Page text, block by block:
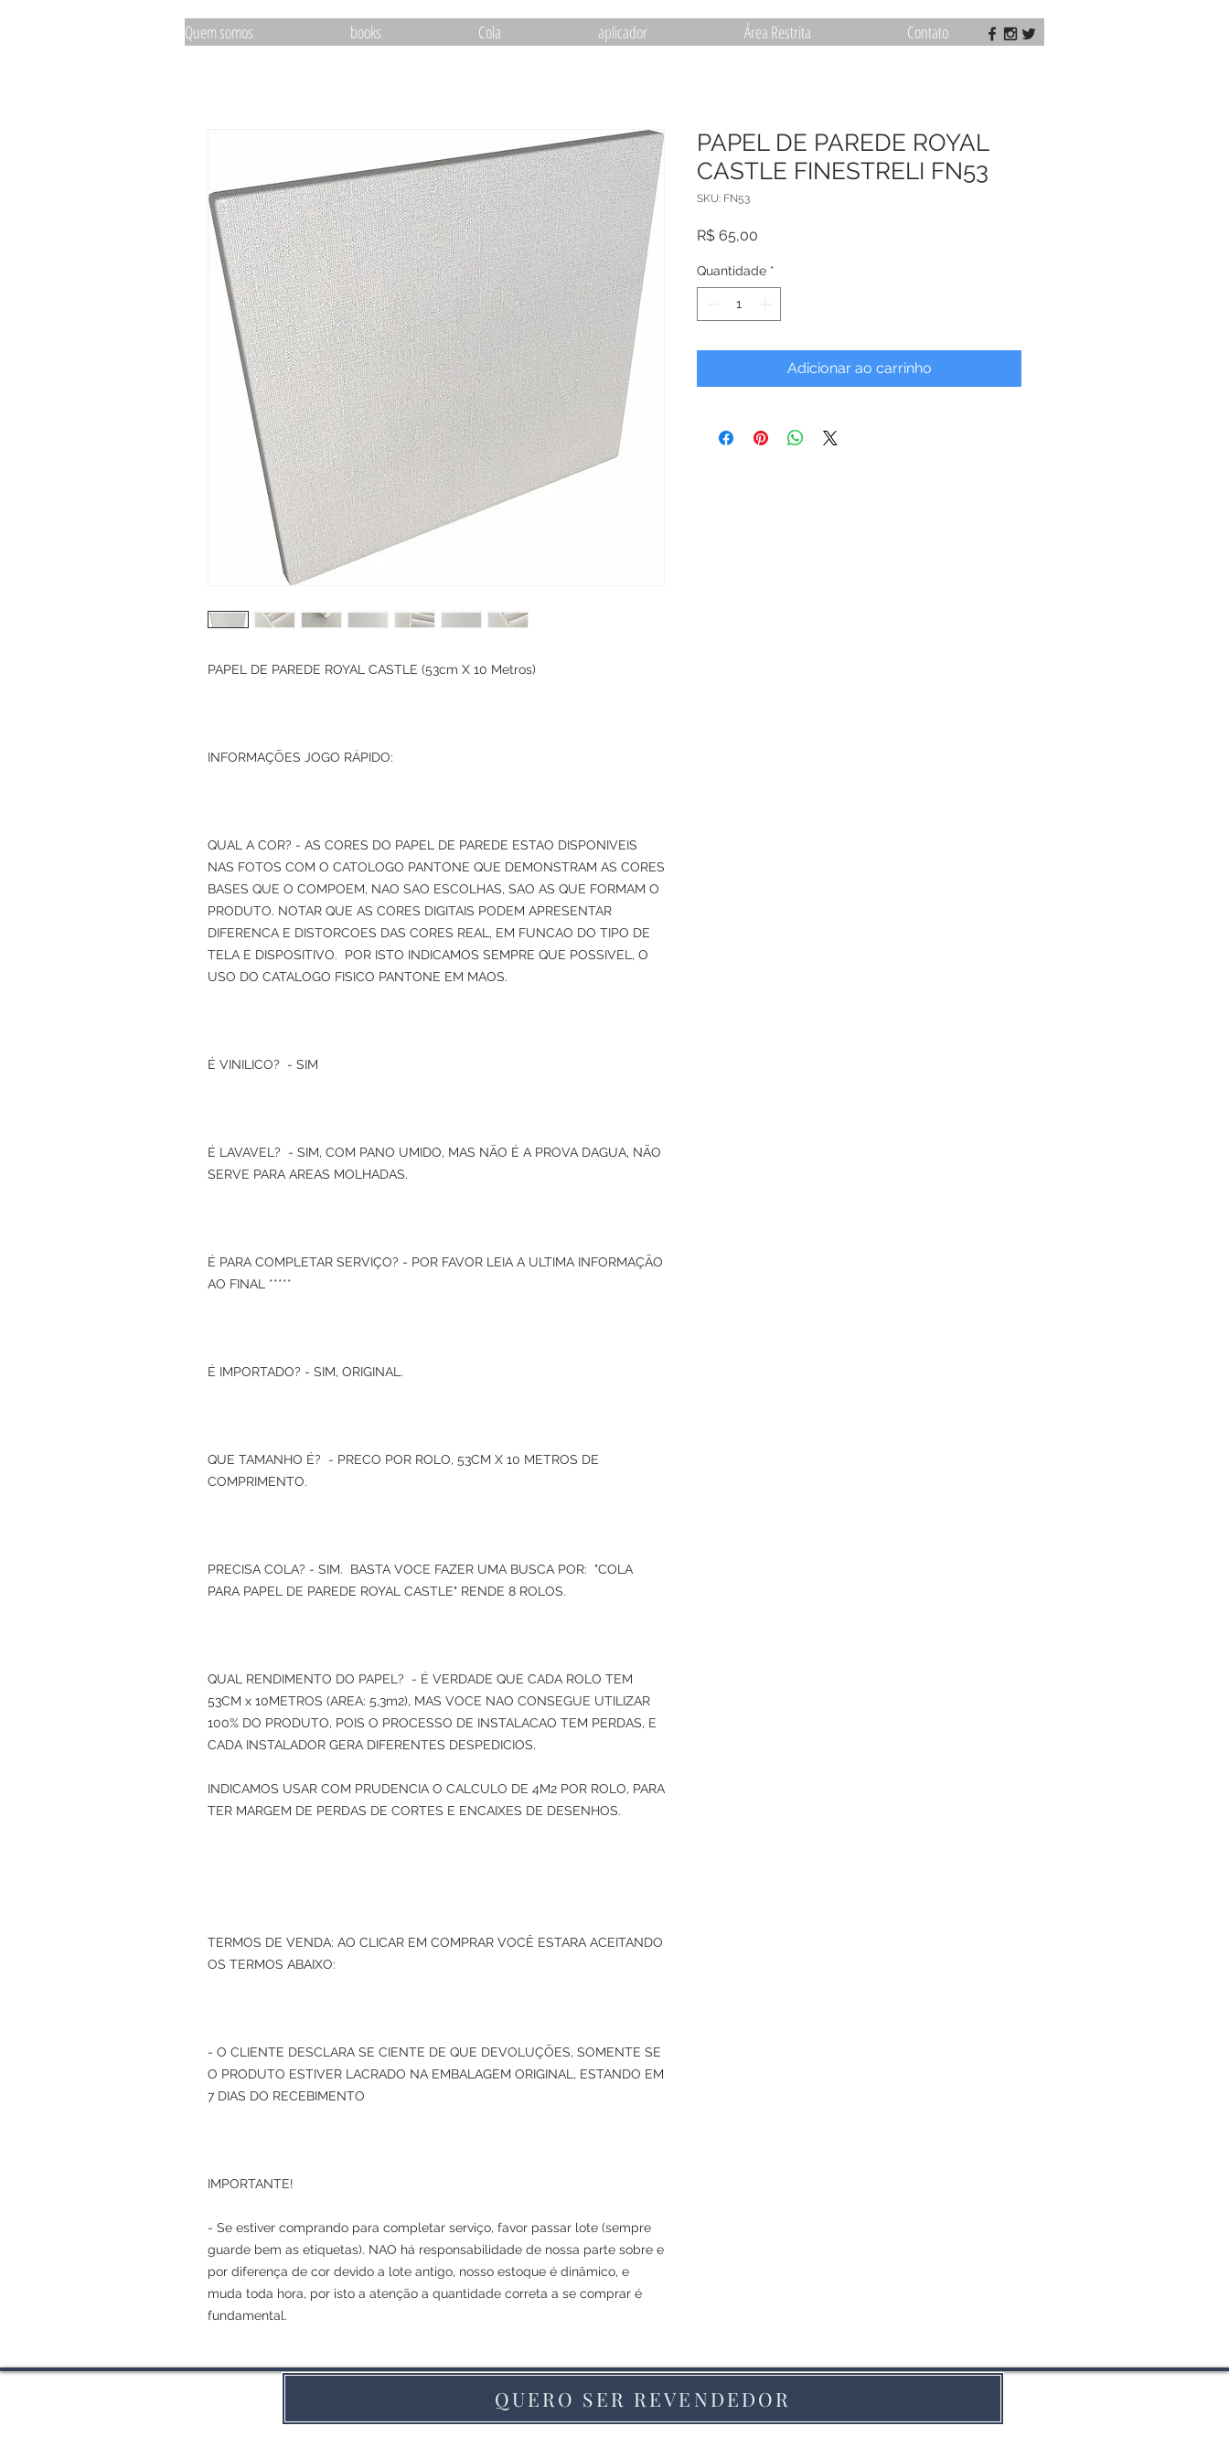
Quem somos books Cola aplicador Área Restrita Contato
PAPEL DE PAREDE ROYAL CASTLE (53cm X 10 Metros)
INFORMAÇÕES JOGO RÁPIDO:
QUAL A COR? - AS CORES DO PAPEL DE PAREDE ESTAO DISPONIVEIS
NAS FOTOS COM O CATOLOGO PANTONE QUE DEMONSTRAM AS CORES
BASES QUE O COMPOEM, NAO SAO ESCOLHAS, SAO AS QUE FORMAM O
PRODUTO. NOTAR QUE AS CORES DIGITAIS PODEM APRESENTAR
DIFERENCA E DISTORCOES DAS CORES REAL, EM FUNCAO DO TIPO DE
TELA E DISPOSITIVO. POR ISTO INDICAMOS SEMPRE QUE POSSIVEL, O
USO DO CATALOGO FISICO PANTONE EM MAOS.
É VINILICO? - SIM
É LAVAVEL? - SIM, COM PANO UMIDO, MAS NÃO É A PROVA DAGUA, NÃO
SERVE PARA AREAS MOLHADAS.
É PARA COMPLETAR SERVIÇO? - POR FAVOR LEIA A ULTIMA INFORMAÇÃO
AO FINAL *****
É IMPORTADO? - SIM, ORIGINAL.
QUE TAMANHO É? - PRECO POR ROLO, 53CM X 10 METROS DE
COMPRIMENTO.
PRECISA COLA? - SIM. BASTA VOCE FAZER UMA BUSCA POR: "COLA
PARA PAPEL DE PAREDE ROYAL CASTLE" RENDE 8 ROLOS.
QUAL RENDIMENTO DO PAPEL? - É VERDADE QUE CADA ROLO TEM
53CM x 10METROS (AREA: 5,3m2), MAS VOCE NAO CONSEGUE UTILIZAR
100% DO PRODUTO, POIS O PROCESSO DE INSTALACAO TEM PERDAS, E
CADA INSTALADOR GERA DIFERENTES DESPEDICIOS.
INDICAMOS USAR COM PRUDENCIA O CALCULO DE 4M2 POR ROLO, PARA
TER MARGEM DE PERDAS DE CORTES E ENCAIXES DE DESENHOS.
TERMOS DE VENDA: AO CLICAR EM COMPRAR VOCÊ ESTARA ACEITANDO
OS TERMOS ABAIXO:
- O CLIENTE DESCLARA SE CIENTE DE QUE DEVOLUÇÕES, SOMENTE SE
O PRODUTO ESTIVER LACRADO NA EMBALAGEM ORIGINAL, ESTANDO EM
7 DIAS DO RECEBIMENTO
IMPORTANTE!
- Se estiver comprando para completar serviço, favor passar lote (sempre
guarde bem as etiquetas). NAO há responsabilidade de nossa parte sobre e
por diferença de cor devido a lote antigo, nosso estoque é dinâmico, e
muda toda hora, por isto a atenção a quantidade correta a se comprar é
fundamental.
PAPEL DE PAREDE ROYAL
CASTLE FINESTRELI FN53
SKU: FN53
R$ 65,00
Quantidade *
Adicionar ao carrinho
QUERO SER REVENDEDOR